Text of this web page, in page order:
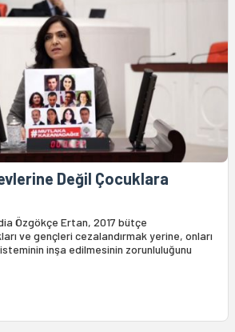
Değil Çocuklara
Özgökçe Ertan, 2017 bütçe
ve gençleri cezalandırmak yerine, onları
inşa edilmesinin zorunluluğunu